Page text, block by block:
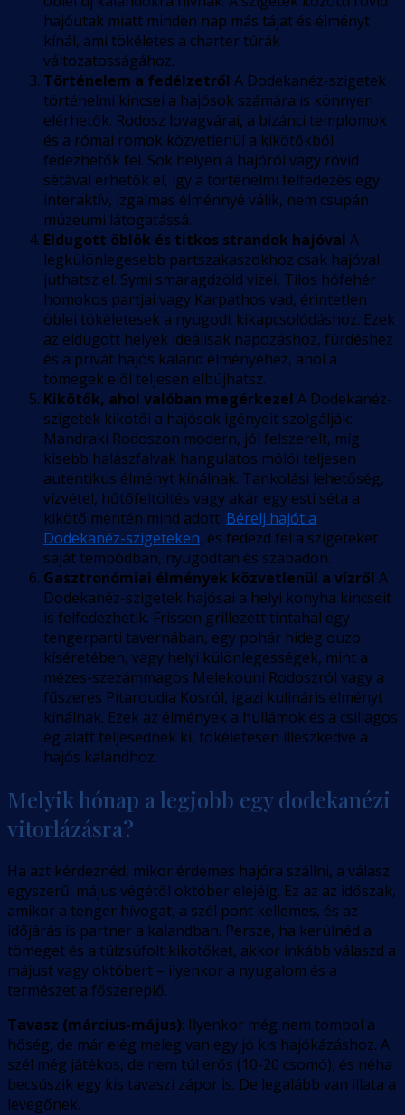
hajóutak miatt minden nap más tájat és élményt
kínál, ami tökéletes a charter túrák
változatosságához.
Történelem a fedélzetről A Dodekanéz-szigetek
történelmi kincsei a hajósok számára is könnyen
elérhetők. Rodosz lovagvárai, a bizánci templomok
és a római romok közvetlenül a kikötőkből
fedezhetők fel. Sok helyen a hajóról vagy rövid
sétával érhetők el, így a történelmi felfedezés egy
interaktív, izgalmas élménnyé válik, nem csupán
múzeumi látogatássá.
Eldugott öblök és titkos strandok hajóval A
legkülönlegesebb partszakaszokhoz csak hajóval
juthatsz el. Symi smaragdzöld vizei, Tilos hófehér
homokos partjai vagy Karpathos vad, érintetlen
öblei tökéletesek a nyugodt kikapcsolódáshoz. Ezek
az eldugott helyek ideálisak napozáshoz, fürdéshez
és a privát hajós kaland élményéhez, ahol a
tömegek elől teljesen elbújhatsz.
Kikötők, ahol valóban megérkezel A Dodekanéz-
szigetek kikötői a hajósok igényeit szolgálják:
Mandraki Rodoszon modern, jól felszerelt, míg
kisebb halászfalvak hangulatos mólói teljesen
autentikus élményt kínálnak. Tankolási lehetőség,
vízvétel, hűtőfeltöltés vagy akár egy esti séta a
kikötő mentén mind adott. Bérelj hajót a
Dodekanéz-szigeteken, és fedezd fel a szigeteket
saját tempódban, nyugodtan és szabadon.
Gasztronómiai élmények közvetlenül a vízről A
Dodekanéz-szigetek hajósai a helyi konyha kincseit
is felfedezhetik. Frissen grillezett tintahal egy
tengerparti tavernában, egy pohár hideg ouzo
kíséretében, vagy helyi különlegességek, mint a
mézes-szezámmagos Melekouni Rodoszról vagy a
fűszeres Pitaroudia Kosról, igazi kulináris élményt
kínálnak. Ezek az élmények a hullámok és a csillagos
ég alatt teljesednek ki, tökéletesen illeszkedve a
hajós kalandhoz.
Melyik hónap a legjobb egy dodekanézi
vitorlázásra?
Ha azt kérdeznéd, mikor érdemes hajóra szállni, a válasz
egyszerű: május végétől október elejéig. Ez az az időszak,
amikor a tenger hívogat, a szél pont kellemes, és az
időjárás is partner a kalandban. Persze, ha kerülnéd a
tömeget és a túlzsúfolt kikötőket, akkor inkább válaszd a
májust vagy októbert – ilyenkor a nyugalom és a
természet a főszereplő.
Tavasz (március-május): Ilyenkor még nem tombol a
hőség, de már elég meleg van egy jó kis hajókázáshoz. A
szél még játékos, de nem túl erős (10-20 csomó), és néha
becsúszik egy kis tavaszi zápor is. De legalább van illata a
levegőnek.